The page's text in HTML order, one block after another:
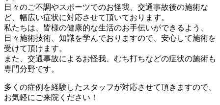
日々のご不調やスポーツでのお怪我、交通事故後の施術な
ど、幅広い症状に対応させて頂いております。
私たちは、皆様の健康的な生活のお手伝いができるよう、
日々施術技術、知識を学んでおりますので、安心して施術を
受けて頂けます。
また、交通事故によるお怪我、むち打ちなどの症状の施術も
専門分野です。
多くの症例を経験したスタッフが対応させて頂きますので、
お気軽にご来院ください！